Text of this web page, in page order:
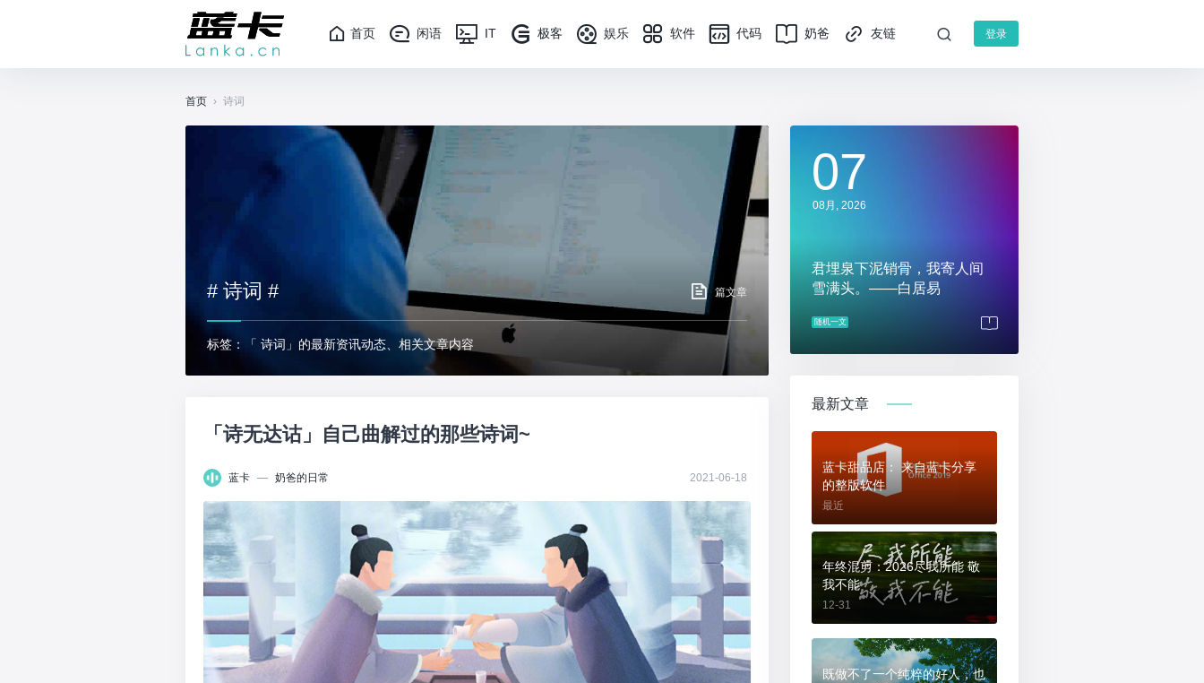
首页 闲语 IT 极客 娱乐 软件 代码 奶爸 友链 登录
首页 › 诗词
# 诗词 # 篇文章
标签：「 诗词」的最新资讯动态、相关文章内容
「诗无达诂」自己曲解过的那些诗词~
蓝卡 — 奶爸的日常 2021-06-18
07
08月, 2026
君埋泉下泥销骨，我寄人间
雪满头。——白居易
随机一文
最新文章
蓝卡甜品店： 来自蓝卡分享
的整版软件
最近
年终混剪：2026尽我所能 敬
我不能
12-31
既做不了一个纯粹的好人，也